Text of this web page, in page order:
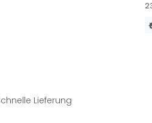
Lieferung